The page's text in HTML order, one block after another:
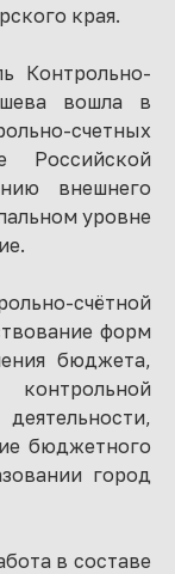
края.
Контрольно-
вошла в
счетных
Российской
внешнего
уровне
счётной
форм
бюджета,
бюджетного
город
в составе